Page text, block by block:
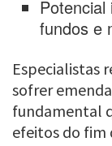
fundos e
Especialistas
sofrer
fundamental
efeitos do fim